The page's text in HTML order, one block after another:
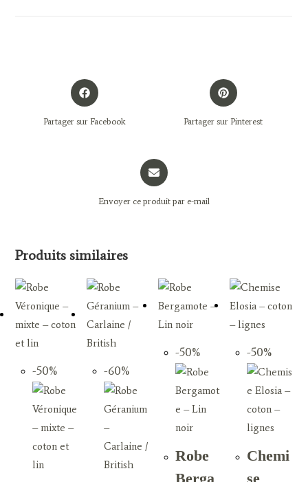
Opens
in
Partager sur Facebook
Opens
in
Partager sur Pinterest
Opens
in
new
Envoyer ce produit par e-mail
Produits similaires
-50% -60%
-50%
Robe
Berga
-50%
Chemi
se